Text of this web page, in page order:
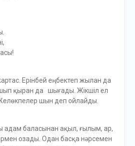
Ерінбей еңбектеп жылан да
қыран да шығады. Жікшіл ел
шын деп ойлайды.
адам баласынан ақыл, ғылым, ар,
озады. Одан басқа нәрсемен